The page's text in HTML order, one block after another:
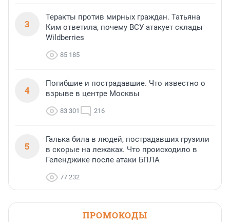
3
Теракты против мирных граждан. Татьяна
Ким ответила, почему ВСУ атакует склады
Wildberries
85 185
4
Погибшие и пострадавшие. Что известно о
взрыве в центре Москвы
83 301 216
5
Галька била в людей, пострадавших грузили
в скорые на лежаках. Что происходило в
Геленджике после атаки БПЛА
77 232
ПРОМОКОДЫ